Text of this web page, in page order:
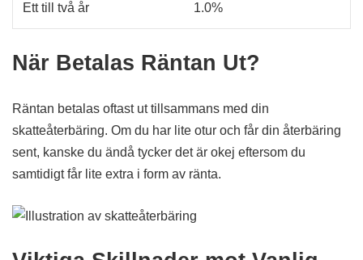
Ett till två år 1.0%
När Betalas Räntan Ut?
Räntan betalas oftast ut tillsammans med din
skatteåterbäring. Om du har lite otur och får din återbäring
sent, kanske du ändå tycker det är okej eftersom du
samtidigt får lite extra i form av ränta.